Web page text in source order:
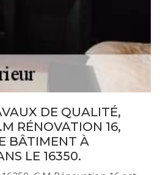
DE QUALITÉ,
RÉNOVATION 16,
BÂTIMENT À
LE 16350.